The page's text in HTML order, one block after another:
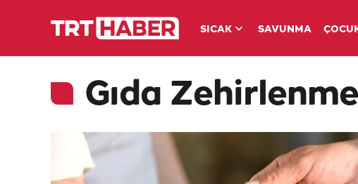
SICAK SAVUNMA
Gıda